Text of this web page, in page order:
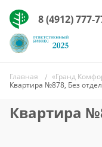
8 (4912) 777-
Главная
«Гранд
Квартира №878, Без
Квартира